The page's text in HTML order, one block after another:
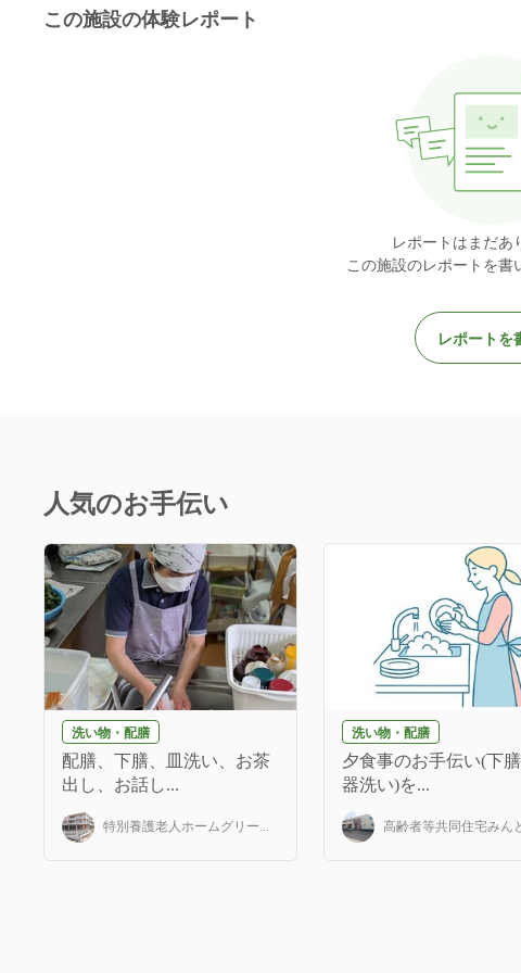
この施設の体験レポート
レポートはまだあ
この施設のレポートを書
レポートを
人気のお手伝い
洗い物・配膳
配膳、下膳、皿洗い、お茶
出し、お話し...
特別養護老人ホームグリー...
洗い物・配膳
夕食事のお手伝い(下
器洗い)を...
高齢者等共同住宅みん